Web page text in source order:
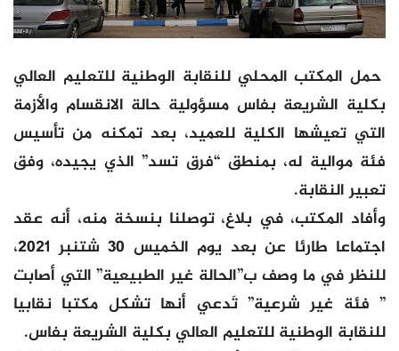
حمل المكتب المحلي للنقابة الوطنية للتعليم العالي
بكلية الشريعة بفاس مسؤولية حالة الانقسام والأزمة
التي تعيشها الكلية للعميد، بعد تمكنه من تأسيس
فئة موالية له، بمنطق “فرق تسد” الذي يجيده، وفق
تعبير النقابة.
وأفاد المكتب، في بلاغ، توصلنا بنسخة منه، أنه عقد
اجتماعا طارئا عن بعد يوم الخميس 30 شتنبر 2021،
للنظر في ما وصف ب”الحالة غير الطبيعية” التي أصابت
” فئة غير شرعية” تَدعي أنها تشكل مكتبا نقابيا
للنقابة الوطنية للتعليم العالي بكلية الشريعة بفاس.